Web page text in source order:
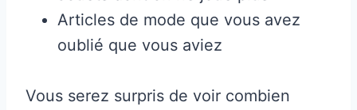
Articles de mode que vous avez
oublié que vous aviez
Vous serez surpris de voir combien